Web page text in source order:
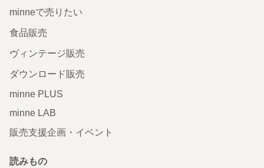
minneで売りたい
食品販売
ヴィンテージ販売
ダウンロード販売
minne PLUS
minne LAB
販売支援企画・イベント
読みもの